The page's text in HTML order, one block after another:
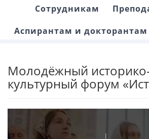
Сотрудникам
Аспирантам и докторантам
Молодёжный
культурный форум